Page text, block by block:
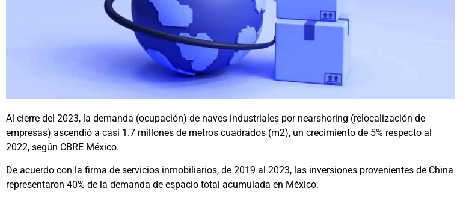
Al cierre del 2023, la demanda (ocupación) de naves industriales por nearshoring (relocalización de
empresas) ascendió a casi 1.7 millones de metros cuadrados (m2), un crecimiento de 5% respecto al
2022, según CBRE México.
De acuerdo con la firma de servicios inmobiliarios, de 2019 al 2023, las inversiones provenientes de China
representaron 40% de la demanda de espacio total acumulada en México.